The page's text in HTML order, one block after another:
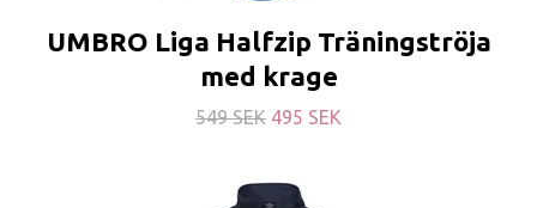
UMBRO Liga Halfzip Träningströja
med krage
549 SEK 495 SEK